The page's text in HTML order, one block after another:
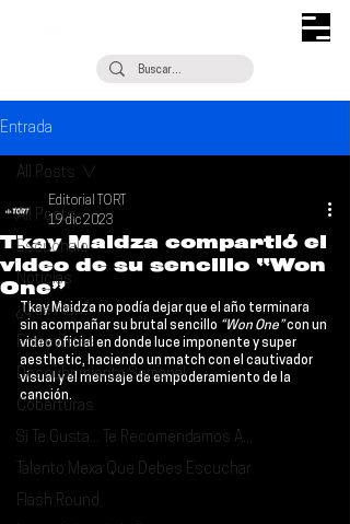
Entrada
All Posts
Escúchalo
Noticias
¿Qué Plan?
Entrevistas
Descubrimiento Semanal
Coberturas
Si Te Gusta... Te Recomendamos A...
Talento Mexa Que Debes Escuchar
Flash Round
All Posts
Tkay Maidza compartió el
video de su sencillo “Won
One”
Editorial TORT
19 dic 2023
Tkay Maidza no podía dejar que el año terminara
sin acompañar su brutal sencillo “Won One” con un
video oficial en donde luce imponente y super
aesthetic, haciendo un match con el cautivador
visual y el mensaje de empoderamiento de la
canción.